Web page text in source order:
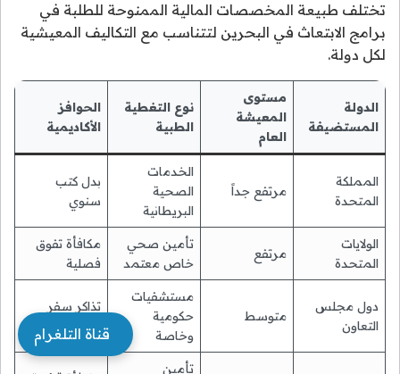
تختلف طبيعة المخصصات المالية الممنوحة للطلبة في
برامج الابتعاث في البحرين لتتناسب مع التكاليف المعيشية
لكل دولة.
الدولة
المستضيفة
مستوى
المعيشة
العام
نوع التغطية
الطبية
الحوافز
الأكاديمية
المملكة
المتحدة
مرتفع جداً
الخدمات
الصحية
البريطانية
بدل كتب
سنوي
الولايات
المتحدة
مرتفع
تأمين صحي
خاص معتمد
مكافأة تفوق
فصلية
دول مجلس
التعاون
متوسط
مستشفيات
حكومية
وخاصة
تذاكر سفر
إضافية
تأمين
قناة التلغرام